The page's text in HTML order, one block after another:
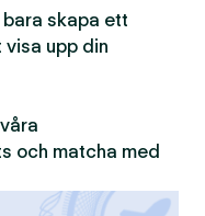
skapa ett
upp din
och matcha med